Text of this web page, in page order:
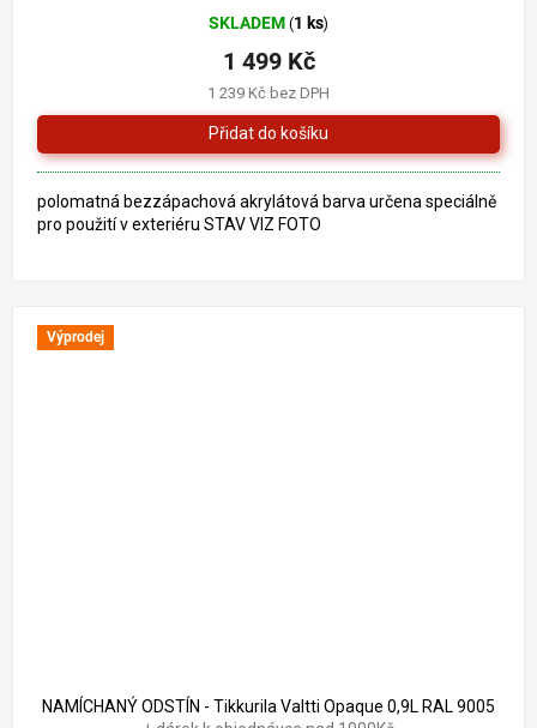
SKLADEM (1 ks)
1 239 Kč bez DPH
1 499 Kč
polomatná bezzápachová akrylátová barva určena speciálně
pro použití v exteriéru STAV VIZ FOTO
Výprodej
NAMÍCHANÝ ODSTÍN - Tikkurila Valtti Opaque 0,9L RAL 9005